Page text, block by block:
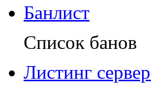
Банлист
Список банов
Листинг